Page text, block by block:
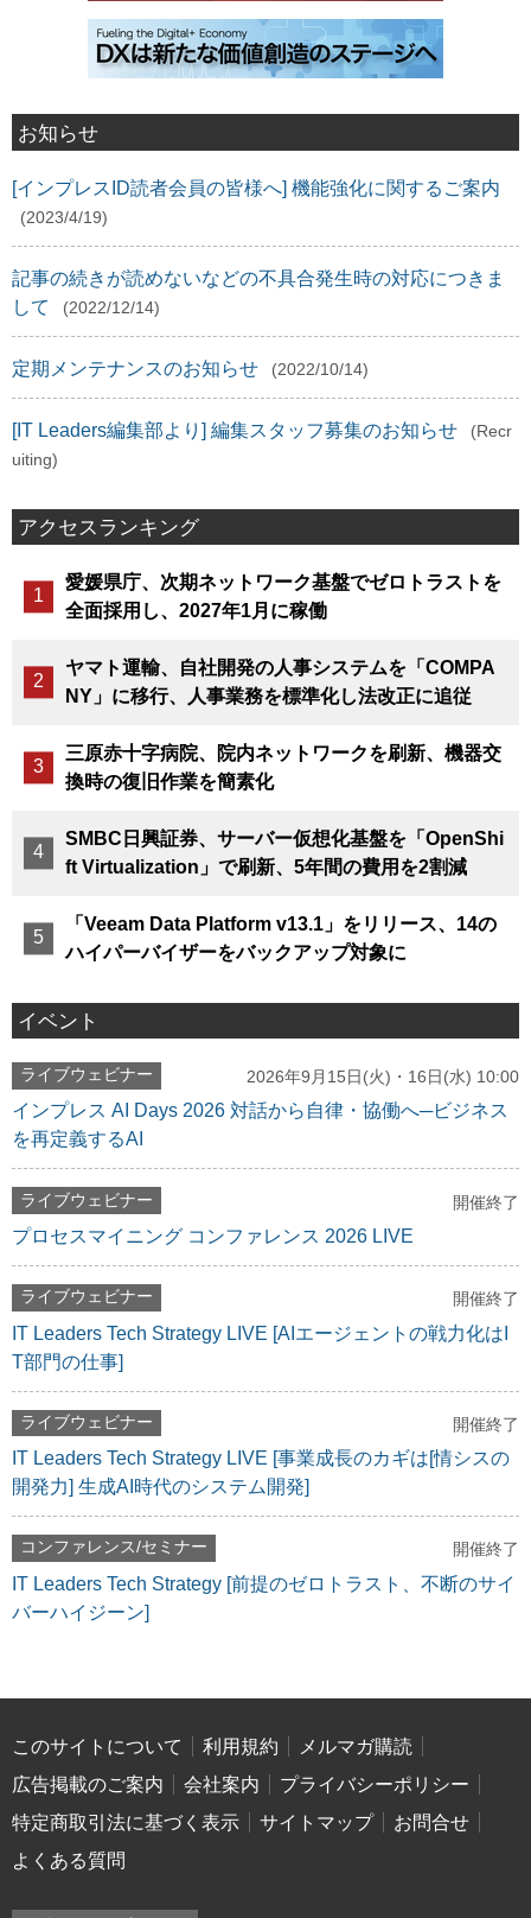
お知らせ
[インプレスID読者会員の皆様へ] 機能強化に関するご案内
(2023/4/19)
記事の続きが読めないなどの不具合発生時の対応につきま
して
(2022/12/14)
定期メンテナンスのお知らせ (2022/10/14)
[IT Leaders編集部より] 編集スタッフ募集のお知らせ
(Recr
uiting)
アクセスランキング
愛媛県庁、次期ネットワーク基盤でゼロトラストを
全面採用し、2027年1月に稼働
ヤマト運輸、自社開発の人事システムを「COMPA
NY」に移行、人事業務を標準化し法改正に追従
三原赤十字病院、院内ネットワークを刷新、機器交
換時の復旧作業を簡素化
SMBC日興証券、サーバー仮想化基盤を「OpenShi
ft Virtualization」で刷新、5年間の費用を2割減
「Veeam Data Platform v13.1」をリリース、14の
ハイパーバイザーをバックアップ対象に
イベント
ライブウェビナー 2026年9月15日(火)・16日(水) 10:00
インプレス AI Days 2026 対話から自律・協働へ─ビジネス
を再定義するAI
ライブウェビナー 開催終了
プロセスマイニング コンファレンス 2026 LIVE
ライブウェビナー 開催終了
IT Leaders Tech Strategy LIVE [AIエージェントの戦力化はI
T部門の仕事]
ライブウェビナー 開催終了
IT Leaders Tech Strategy LIVE [事業成長のカギは[情シスの
開発力] 生成AI時代のシステム開発]
コンファレンス/セミナー 開催終了
IT Leaders Tech Strategy [前提のゼロトラスト、不断のサイ
バーハイジーン]
このサイトについて 利用規約
メルマガ購読
広告掲載のご案内
会社案内
プライバシーポリシー
特定商取引法に基づく表示
サイトマップ
お問合せ
よくある質問